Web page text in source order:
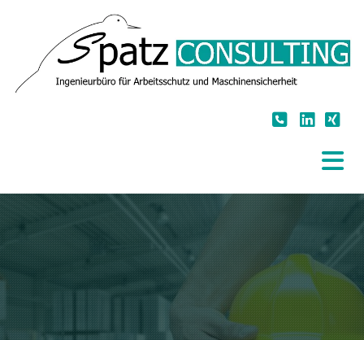
Zum Inhalt springen
  